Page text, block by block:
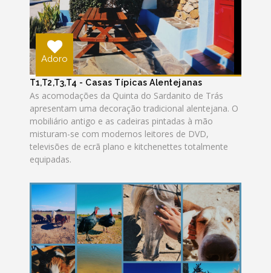
Adoro
T1,T2,T3,T4 - Casas Típicas Alentejanas
As acomodações da Quinta do Sardanito de Trás
apresentam uma decoração tradicional alentejana. O
mobiliário antigo e as cadeiras pintadas à mão
misturam-se com modernos leitores de DVD,
televisões de ecrã plano e kitchenettes totalmente
equipadas.